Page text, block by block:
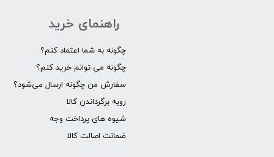
راهنمای خرید
چگونه به شما اعتماد کنم؟
چگونه می توانم خرید کنم؟
سفارش من چگونه ارسال می‌شود؟
رویه برگرداندن کالا
شیوه های پرداخت وجه
ضمانت اصالت کالا